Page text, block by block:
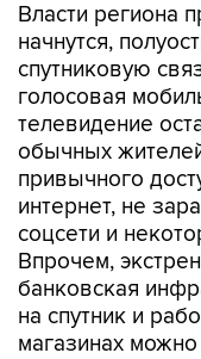
Власти региона
начнутся,
спутниковую
голосовая
телевидение
обычных
привычного
интернет, не
соцсети и
Впрочем,
банковская
на спутник и
магазинах можно